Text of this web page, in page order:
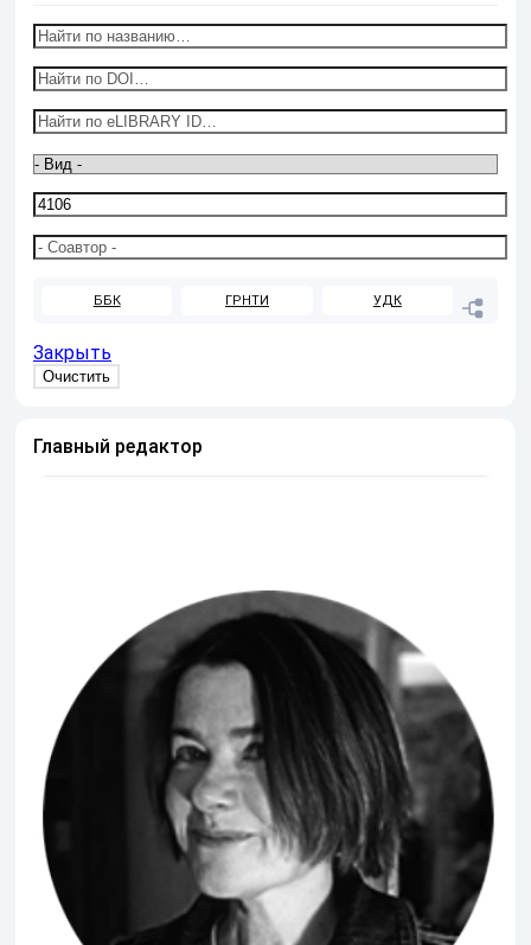
ББК ГРНТИ УДК
Закрыть
Главный редактор